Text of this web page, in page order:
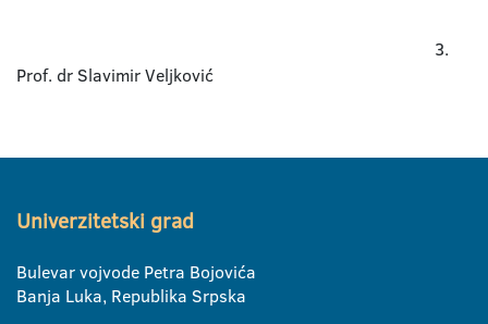
3.
Prof. dr Slavimir Veljković
Univerzitetski grad
Bulevar vojvode Petra Bojovića
Banja Luka, Republika Srpska